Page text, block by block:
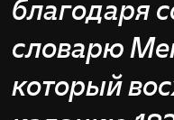
благодаря
словарю
который